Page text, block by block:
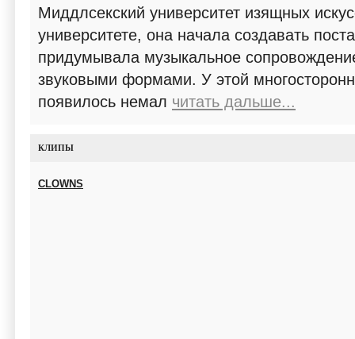
Миддлсекский университет изящных
университете, она начала создавать
придумывала музыкальное
звуковыми формами. У этой
появилось немал читать дальше...
КЛИПЫ
CLOWNS